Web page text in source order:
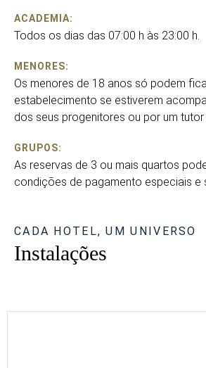
ACADEMIA:
Todos os dias das 07:00 h às 23:00 h.
MENORES:
Os menores de 18 anos só podem
estabelecimento se estiverem
dos seus progenitores ou por um tutor
GRUPOS:
As reservas de 3 ou mais quartos
condições de pagamento especiais e
CADA HOTEL, UM UNIVERSO
Instalações